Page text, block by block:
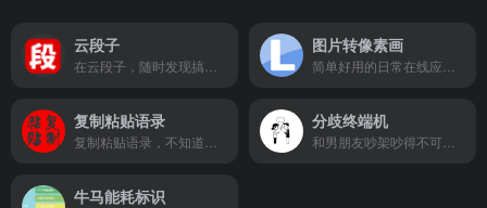
云段子 图片转像素画
复制粘贴语录 分歧终端机
牛马能耗标识